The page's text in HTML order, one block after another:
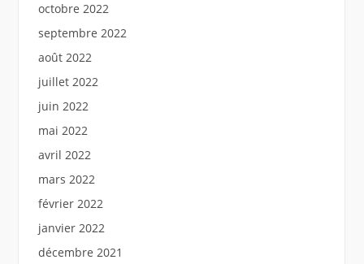
octobre 2022
septembre 2022
août 2022
juillet 2022
juin 2022
mai 2022
avril 2022
mars 2022
février 2022
janvier 2022
décembre 2021